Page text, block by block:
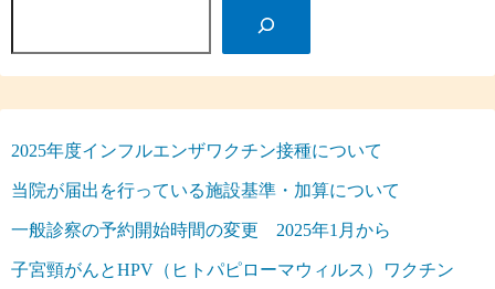
2025年度インフルエンザワクチン接種について
当院が届出を行っている施設基準・加算について
一般診察の予約開始時間の変更 2025年1月から
子宮頸がんとHPV（ヒトパピローマウィルス）ワクチン